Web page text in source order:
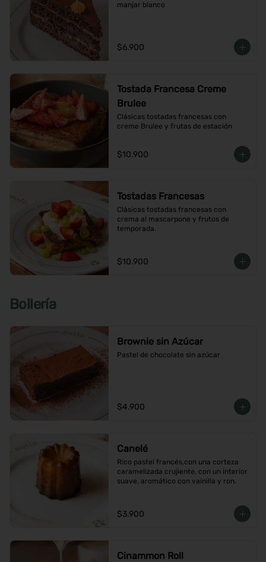
manjar blanco
$6.900
Tostada Francesa Creme
Brulee
Clásicas tostadas francesas con
creme Brulee y frutas de estación
$10.900
Tostadas Francesas
Clásicas tostadas francesas con
crema al mascarpone y frutos de
temporada.
$10.900
Bollería
Brownie sin Azúcar
Pastel de chocolate sin azúcar
$4.900
Canelé
Rico pastel francés,con una corteza
caramelizada crujiente, con un interior
suave, aromático con vainilla y ron.
$3.900
Cinammon Roll